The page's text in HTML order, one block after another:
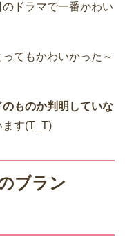
ドラマで一番かわい
てもかわいかった～
ものか判明していな
す(T_T)
ブラン